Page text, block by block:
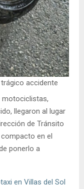
accidente
motociclistas,
llegaron al lugar
de Tránsito
en el
ponerlo a
en Villas del Sol